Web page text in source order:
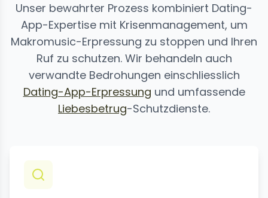
Unser bewahrter Prozess kombiniert Dating-
App-Expertise mit Krisenmanagement, um
Makromusic-Erpressung zu stoppen und Ihren
Ruf zu schutzen. Wir behandeln auch
verwandte Bedrohungen einschliesslich
Dating-App-Erpressung und umfassende
Liebesbetrug-Schutzdienste.